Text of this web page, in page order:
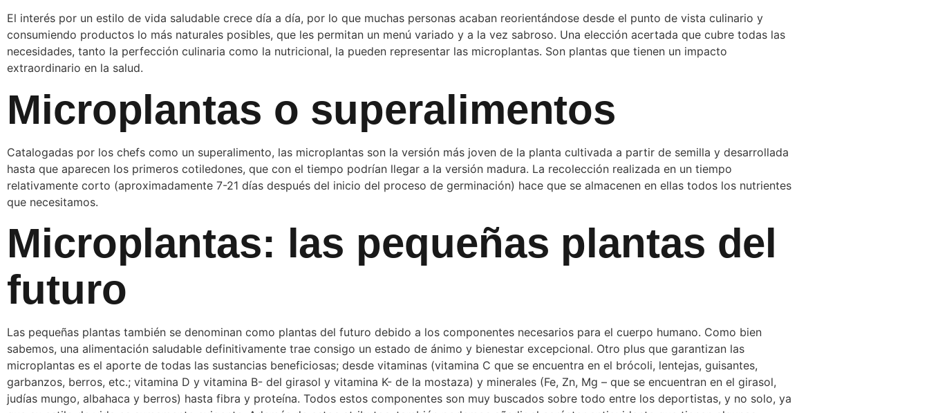
El interés por un estilo de vida saludable crece día a día, por lo que muchas personas acaban reorientándose desde el punto de vista culinario y
consumiendo productos lo más naturales posibles, que les permitan un menú variado y a la vez sabroso. Una elección acertada que cubre todas las
necesidades, tanto la perfección culinaria como la nutricional, la pueden representar las microplantas. Son plantas que tienen un impacto
extraordinario en la salud.
Microplantas o superalimentos
Catalogadas por los chefs como un superalimento, las microplantas son la versión más joven de la planta cultivada a partir de semilla y desarrollada
hasta que aparecen los primeros cotiledones, que con el tiempo podrían llegar a la versión madura. La recolección realizada en un tiempo
relativamente corto (aproximadamente 7-21 días después del inicio del proceso de germinación) hace que se almacenen en ellas todos los nutrientes
que necesitamos.
Microplantas: las pequeñas plantas del
futuro
Las pequeñas plantas también se denominan como plantas del futuro debido a los componentes necesarios para el cuerpo humano. Como bien
sabemos, una alimentación saludable definitivamente trae consigo un estado de ánimo y bienestar excepcional. Otro plus que garantizan las
microplantas es el aporte de todas las sustancias beneficiosas; desde vitaminas (vitamina C que se encuentra en el brócoli, lentejas, guisantes,
garbanzos, berros, etc.; vitamina D y vitamina B- del girasol y vitamina K- de la mostaza) y minerales (Fe, Zn, Mg – que se encuentran en el girasol,
judías mungo, albahaca y berros) hasta fibra y proteína. Todos estos componentes son muy buscados sobre todo entre los deportistas, y no solo, ya